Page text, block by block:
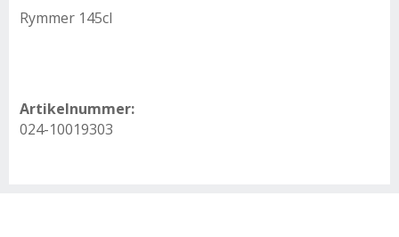
Rymmer 145cl
Artikelnummer:
024-10019303